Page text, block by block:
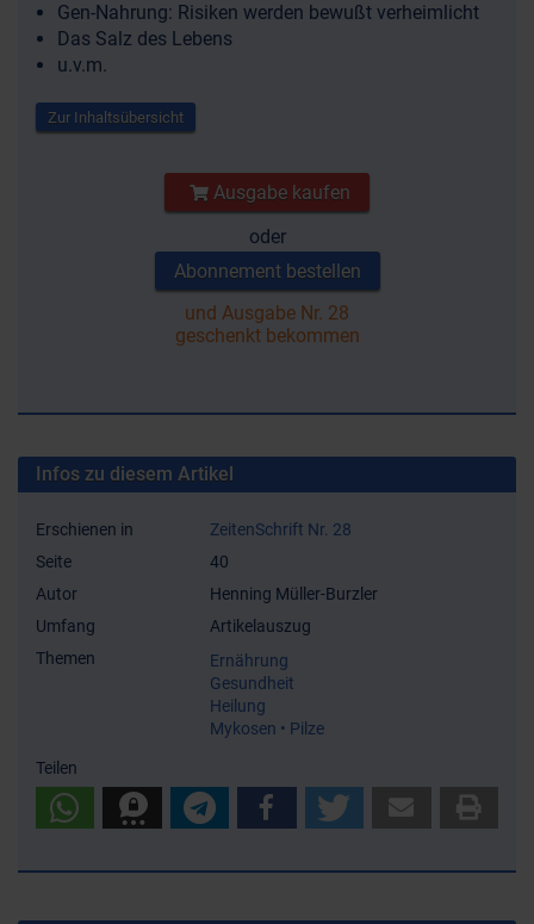
Gen-Nahrung: Risiken werden bewußt verheimlicht
Das Salz des Lebens
u.v.m.
Zur Inhaltsübersicht
Ausgabe kaufen
oder
Abonnement bestellen
und Ausgabe Nr. 28
geschenkt bekommen
Infos zu diesem Artikel
Erschienen in
ZeitenSchrift Nr. 28
Seite
40
Autor
Henning Müller-Burzler
Umfang
Artikelauszug
Themen
Ernährung
Gesundheit
Heilung
Mykosen • Pilze
Teilen